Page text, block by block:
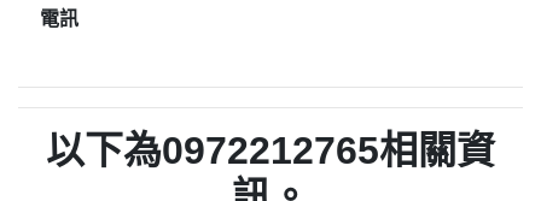
電訊
以下為0972212765相關資